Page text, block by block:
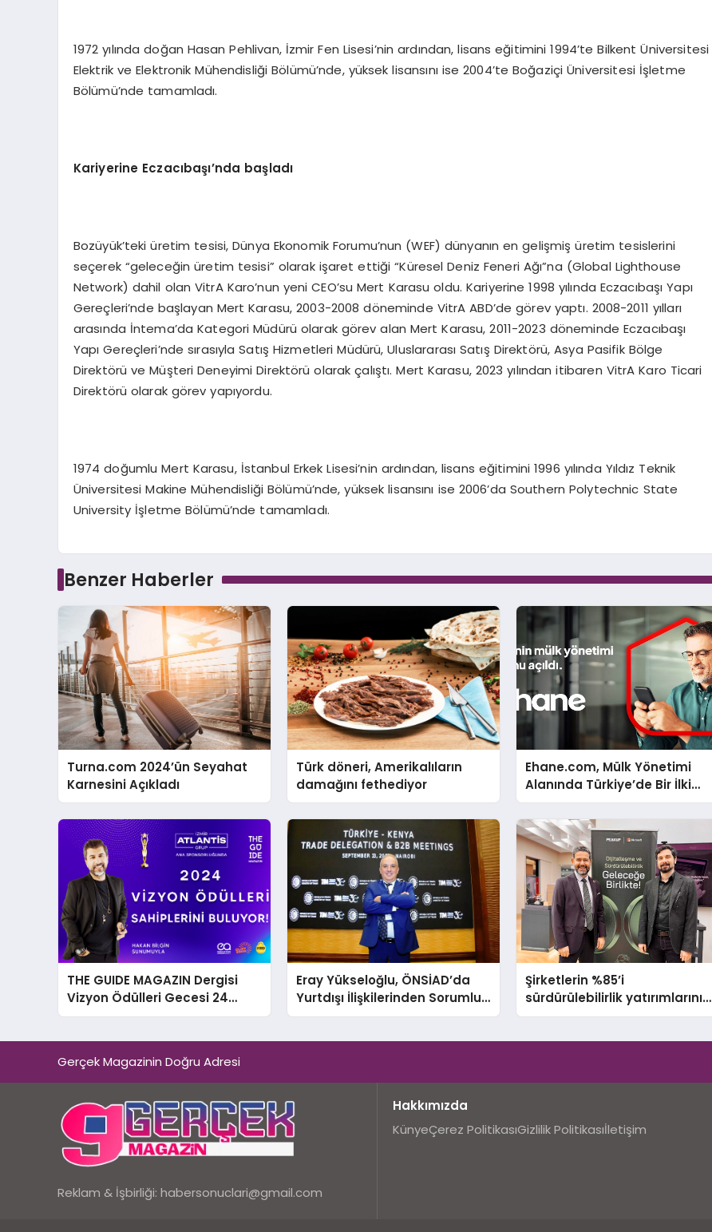
1972 yılında doğan Hasan Pehlivan, İzmir Fen Lisesi’nin ardından, lisans eğitimini 1994’te Bilkent Üniversitesi
Elektrik ve Elektronik Mühendisliği Bölümü’nde, yüksek lisansını ise 2004’te Boğaziçi Üniversitesi İşletme
Bölümü’nde tamamladı.
Kariyerine Eczacıbaşı’nda başladı
Bozüyük’teki üretim tesisi, Dünya Ekonomik Forumu’nun (WEF) dünyanın en gelişmiş üretim tesislerini
seçerek “geleceğin üretim tesisi” olarak işaret ettiği “Küresel Deniz Feneri Ağı”na (Global Lighthouse
Network) dahil olan VitrA Karo’nun yeni CEO’su Mert Karasu oldu. Kariyerine 1998 yılında Eczacıbaşı Yapı
Gereçleri’nde başlayan Mert Karasu, 2003-2008 döneminde VitrA ABD’de görev yaptı. 2008-2011 yılları
arasında İntema’da Kategori Müdürü olarak görev alan Mert Karasu, 2011-2023 döneminde Eczacıbaşı
Yapı Gereçleri’nde sırasıyla Satış Hizmetleri Müdürü, Uluslararası Satış Direktörü, Asya Pasifik Bölge
Direktörü ve Müşteri Deneyimi Direktörü olarak çalıştı. Mert Karasu, 2023 yılından itibaren VitrA Karo Ticari
Direktörü olarak görev yapıyordu.
1974 doğumlu Mert Karasu, İstanbul Erkek Lisesi’nin ardından, lisans eğitimini 1996 yılında Yıldız Teknik
Üniversitesi Makine Mühendisliği Bölümü’nde, yüksek lisansını ise 2006’da Southern Polytechnic State
University İşletme Bölümü’nde tamamladı.
Benzer Haberler
Turna.com 2024’ün Seyahat
Karnesini Açıkladı
Türk döneri, Amerikalıların
damağını fethediyor
Ehane.com, Mülk Yönetimi
Alanında Türkiye’de Bir İlki
Gerçekleştirmek İçin Yayında
THE GUIDE MAGAZIN Dergisi
Vizyon Ödülleri Gecesi 24
Aralık’ta
Eray Yükseloğlu, ÖNSİAD’da
Yurtdışı İlişkilerinden Sorumlu
Genel Başkan Yardımcısı Oldu
Şirketlerin %85’i
sürdürülebilirlik yatırımlarını
artırdı
Gerçek Magazinin Doğru Adresi
Reklam & İşbirliği: habersonuclari@gmail.com
Hakkımızda
KünyeÇerez PolitikasıGizlilik Politikasıİletişim